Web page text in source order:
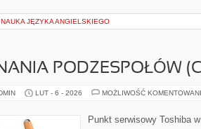
NAUKA JĘZYKA ANGIELSKIEGO
PODZESPOŁÓW
LUT - 6 - 2026 MOŻLIWOŚĆ
Punkt serwisowy Toshiba